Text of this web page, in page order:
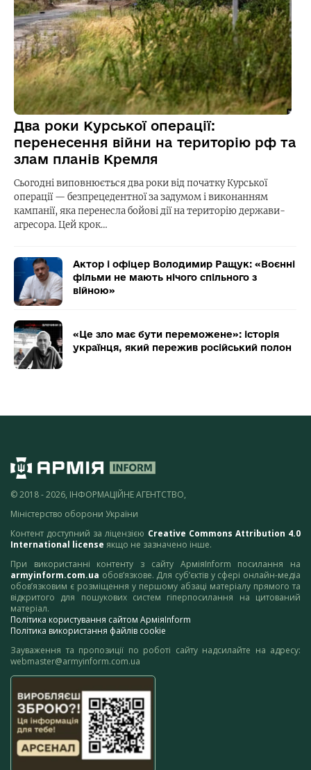
Два роки Курської операції:
перенесення війни на територію рф та
злам планів Кремля
Сьогодні виповнюється два роки від початку Курської
операції — безпрецедентної за задумом і виконанням
кампанії, яка перенесла бойові дії на територію держави-
агресора. Цей крок…
Актор і офіцер Володимир Ращук: «Воєнні
фільми не мають нічого спільного з
війною»
«Це зло має бути переможене»: історія
українця, який пережив російський полон
© 2018 - 2026, ІНФОРМАЦІЙНЕ АГЕНТСТВО,
Міністерство оборони України
Контент доступний за ліцензією Creative Commons Attribution 4.0
International license якщо не зазначено інше.
При використанні контенту з сайту АрміяInform посилання на
armyinform.com.ua обов’язкове. Для суб’єктів у сфері онлайн-медіа
обов’язковим є розміщення у першому абзаці матеріалу прямого та
відкритого для пошукових систем гіперпосилання на цитований
матеріал.
Політика користування сайтом АрміяInform
Політика використання файлів cookie
Зауваження та пропозиції по роботі сайту надсилайте на адресу:
webmaster@armyinform.com.ua